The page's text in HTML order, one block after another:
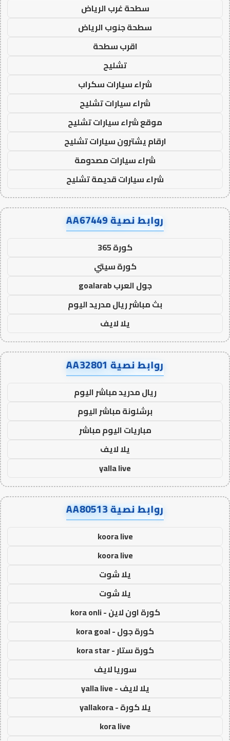
سطحة غرب الرياض
سطحة جنوب الرياض
اقرب سطحة
تشليح
شراء سيارات سكراب
شراء سيارات تشليح
موقع شراء سيارات تشليح
ارقام يشترون سيارات تشليح
شراء سيارات مصدومة
شراء سيارات قديمة تشليح
روابط نصية AA67449
كورة 365
كورة سيتي
جول العرب goalarab
بث مباشر ريال مدريد اليوم
يلا لايف
روابط نصية AA32801
ريال مدريد مباشر اليوم
برشلونة مباشر اليوم
مباريات اليوم مباشر
يلا لايف
yalla live
روابط نصية AA80513
koora live
koora live
يلا شوت
يلا شوت
كورة اون لاين - kora onli
كورة جول - kora goal
كورة ستار - kora star
سوريا لايف
يلا لايف - yalla live
يلا كورة - yallakora
kora live